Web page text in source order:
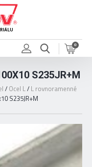
0
S235JR+M
/ Ocel L/ L rovnoramenné
S235JR+M